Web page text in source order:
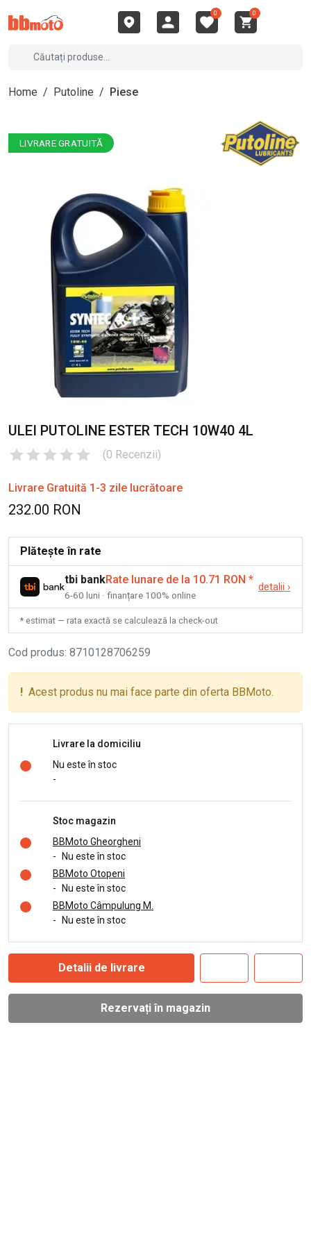
0 0
Home / Putoline / Piese
LIVRARE GRATUITĂ
ULEI PUTOLINE ESTER TECH 10W40 4L
(0 Recenzii)
Livrare Gratuită 1-3 zile lucrătoare
232.00 RON
Plătește în rate
tbi bankRate lunare de la 10.71 RON *
6-60 luni · finanțare 100% online
detalii ›
* estimat — rata exactă se calculează la check-out
Cod produs: 8710128706259
! Acest produs nu mai face parte din oferta BBMoto.
Livrare la domiciliu
Nu este în stoc
-
Stoc magazin
BBMoto Gheorgheni
-
Nu este în stoc
BBMoto Otopeni
-
Nu este în stoc
BBMoto Câmpulung M.
-
Nu este în stoc
Detalii de livrare
Rezervați în magazin